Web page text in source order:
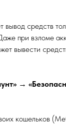
вывод средств
при взломе
вывести
→
кошельков